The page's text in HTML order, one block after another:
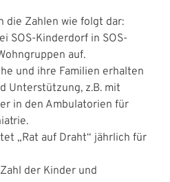
die Zahlen wie folgt dar:
SOS-Kinderdorf in SOS-
auf.
und ihre Familien erhalten
Unterstützung, z.B. mit
in den Ambulatorien für
„Rat auf Draht“ jährlich für
der Kinder und